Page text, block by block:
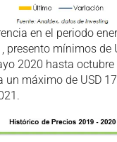
en el periodo
presento mínimos de
2020 hasta
máximo de USD